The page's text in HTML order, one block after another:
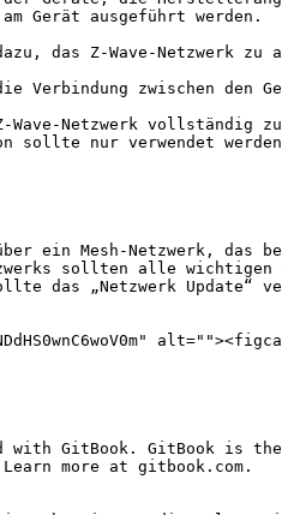
Gerät ausgeführt werden.
über ein Mesh-Netzwerk,
sollten alle wichtigen
das „Netzwerk Update“
with GitBook. GitBook is
more at gitbook.com.